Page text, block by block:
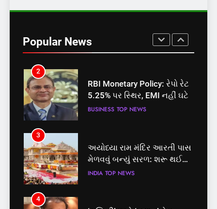
Popular News
બેઠક પરથી પવન પાંડેને 2027
માટે બનાવાયા ઉમેદવાર
INDIA
2
RBI Monetary Policy: રેપો રેટ
5.25% પર સ્થિર, EMI નહીં ઘટે
BUSINESS TOP NEWS
3
અયોધ્યા રામ મંદિર આરતી પાસ
મેળવવું બન્યું સરળ: શરૂ થઈ
તત્કાલ સુવિધા, જાણો સંપૂર્ણ
INDIA TOP NEWS
4